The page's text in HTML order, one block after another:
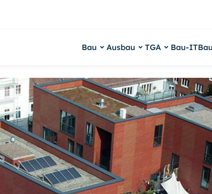
Bau Ausbau TGA Bau-IT